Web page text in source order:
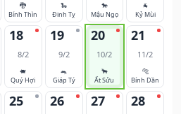
🐉
Bính Thìn
🐍
Đinh Tỵ
🐎
Mậu Ngọ
🐐
Kỷ Mùi
18
8/2
🐖
Quý Hợi
19
9/2
🐀
Giáp Tý
20
10/2
🐂
Ất Sửu
21
11/2
🐅
Bính Dần
25 26 27 28